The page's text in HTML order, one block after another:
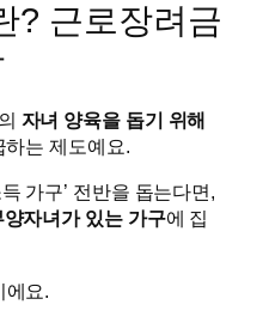
? 근로장려금
자녀 양육을 돕기 위해
하는 제도예요.
가구’ 전반을 돕는다면,
자녀가 있는 가구에 집
에요.